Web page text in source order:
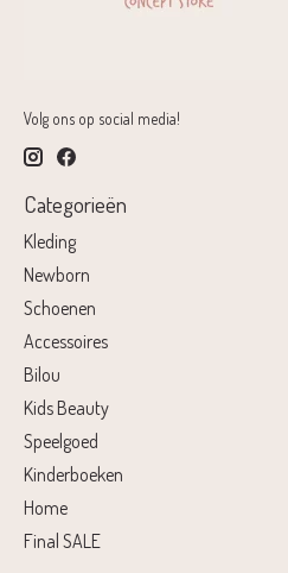
Volg ons op social media!
Categorieën
Kleding
Newborn
Schoenen
Accessoires
Bilou
Kids Beauty
Speelgoed
Kinderboeken
Home
Final SALE